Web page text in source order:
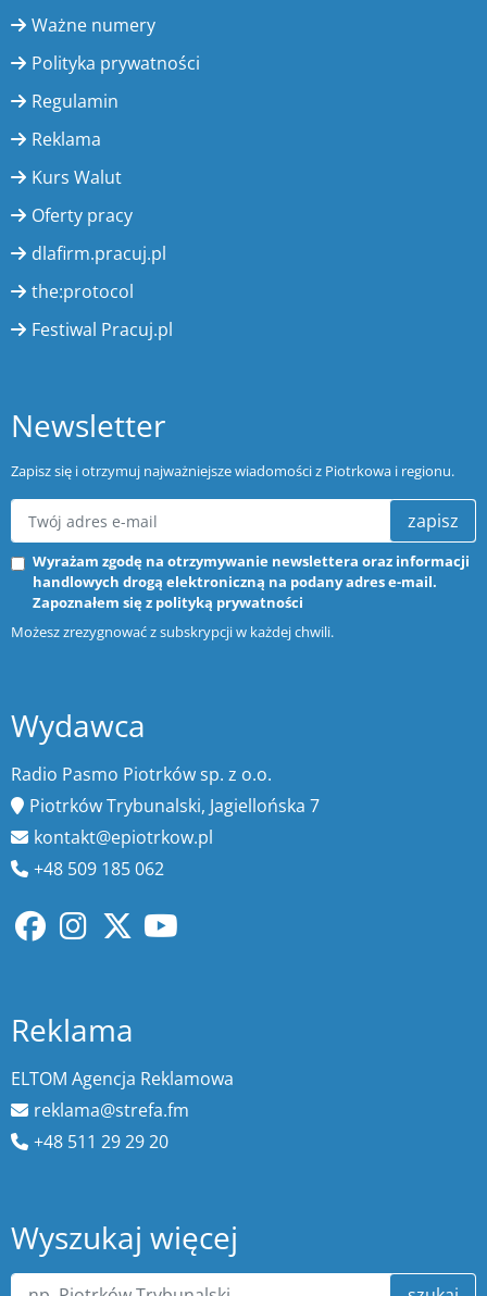
Ważne numery
Polityka prywatności
Regulamin
Reklama
Kurs Walut
Oferty pracy
dlafirm.pracuj.pl
the:protocol
Festiwal Pracuj.pl
Newsletter
Zapisz się i otrzymuj najważniejsze wiadomości z Piotrkowa i regionu.
zapisz
Wyrażam zgodę na otrzymywanie newslettera oraz informacji
handlowych drogą elektroniczną na podany adres e-mail.
Zapoznałem się z polityką prywatności
Możesz zrezygnować z subskrypcji w każdej chwili.
Wydawca
Radio Pasmo Piotrków sp. z o.o.
Piotrków Trybunalski, Jagiellońska 7
kontakt@epiotrkow.pl
+48 509 185 062
Reklama
ELTOM Agencja Reklamowa
reklama@strefa.fm
+48 511 29 29 20
Wyszukaj więcej